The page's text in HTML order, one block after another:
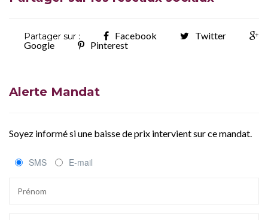
Partager sur : Facebook
Twitter
Google
Pinterest
Alerte Mandat
Soyez informé si une baisse de prix intervient sur ce mandat.
SMS E-mail